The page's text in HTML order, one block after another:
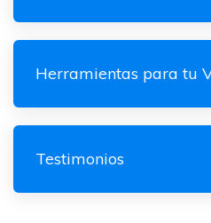
Herramientas para tu
Testimonios